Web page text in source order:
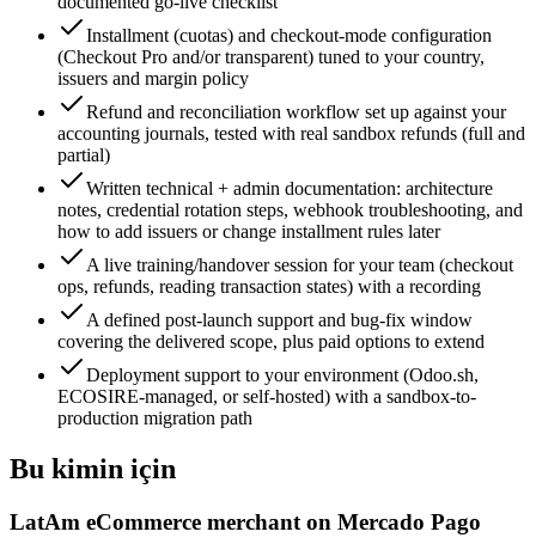
Installment (cuotas) and checkout-mode configuration
(Checkout Pro and/or transparent) tuned to your country,
issuers and margin policy
Refund and reconciliation workflow set up against your
accounting journals, tested with real sandbox refunds (full and
partial)
Written technical + admin documentation: architecture
notes, credential rotation steps, webhook troubleshooting, and
how to add issuers or change installment rules later
A live training/handover session for your team (checkout
ops, refunds, reading transaction states) with a recording
A defined post-launch support and bug-fix window
covering the delivered scope, plus paid options to extend
Deployment support to your environment (Odoo.sh,
ECOSIRE-managed, or self-hosted) with a sandbox-to-
production migration path
Bu kimin için
LatAm eCommerce merchant on Mercado Pago